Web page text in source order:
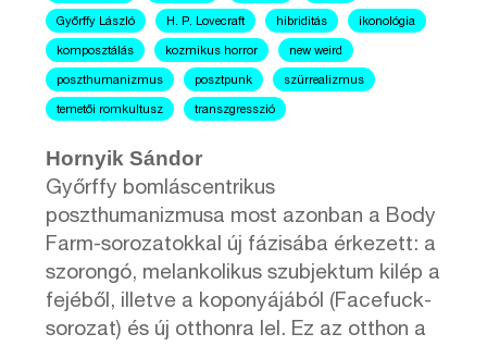
Győrffy László H. P. Lovecraft hibriditás ikonológia
komposztálás kozmikus horror new weird
poszthumanizmus posztpunk szürrealizmus
temetői romkultusz transzgresszió
Hornyik Sándor
Győrffy bomláscentrikus
poszthumanizmusa most azonban a Body
Farm-sorozatokkal új fázisába érkezett: a
szorongó, melankolikus szubjektum kilép a
fejéből, illetve a koponyájából (Facefuck-
sorozat) és új otthonra lel. Ez az otthon a